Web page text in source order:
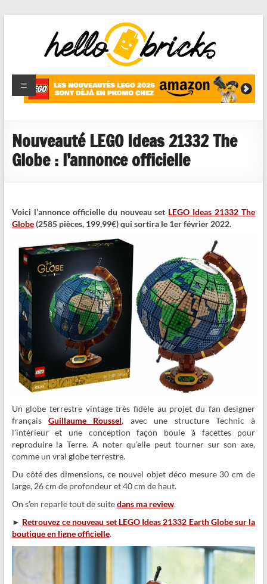
HelloBricks
Blog LEGO,
nouveaut�s
reviews
Nouveauté LEGO Ideas 21332 The
Globe : l’annonce officielle
Voici l’annonce officielle du nouveau set LEGO Ideas 21332 The
Globe(2585 pièces, 199,99€) qui sortira le 1er février 2022.
Un globe terrestre vintage très fidèle au projet du fan designer
françaisGuillaume Roussel, avec une structure Technic à
l’intérieur et une conception façon boule à facettes pour
reproduire la Terre. A noter qu’elle peut tourner sur son axe,
comme un vrai globe terrestre.
Du côté des dimensions, ce nouvel objet déco mesure 30 cm de
large, 26 cm de profondeur et 40 cm de haut.
On s’en reparle tout de suitedans ma review.
► Retrouvez ce nouveau set LEGO Ideas 21332 Earth Globe sur la
boutique en ligne officielle.